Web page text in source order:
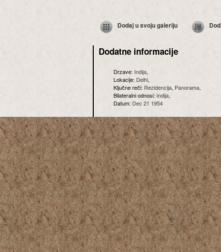
Dodaj u svoju galeriju
Dodatne informacije
Drzave: Indija,
Lokacije: Delhi,
Ključne reči: Rezidencija, Panorama,
Bilateralni odnosi: Indija,
Datum: Dec 21 1954